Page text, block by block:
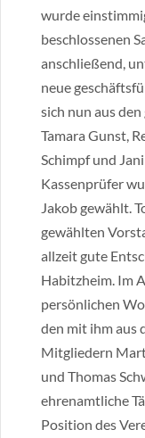
wurde
beschlossenen
anschließend,
neue
sich nun aus
Tamara Gunst,
Schimpf und
Kassenprüfer
Jakob gewählt.
gewählten
allzeit gute
Habitzheim. Im
persönlichen
den mit ihm aus
Mitgliedern
und Thomas
ehrenamtliche
Position des